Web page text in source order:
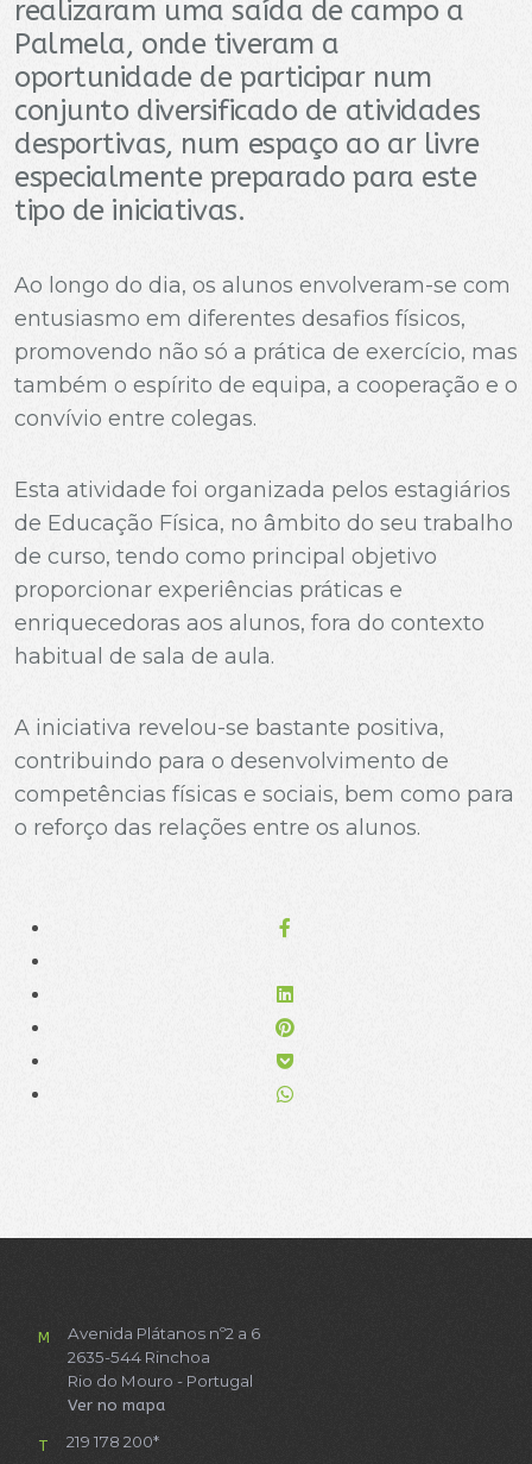
realizaram uma saída de campo a
Palmela, onde tiveram a
oportunidade de participar num
conjunto diversificado de atividades
desportivas, num espaço ao ar livre
especialmente preparado para este
tipo de iniciativas.
Ao longo do dia, os alunos envolveram-se com
entusiasmo em diferentes desafios físicos,
promovendo não só a prática de exercício, mas
também o espírito de equipa, a cooperação e o
convívio entre colegas.
Esta atividade foi organizada pelos estagiários
de Educação Física, no âmbito do seu trabalho
de curso, tendo como principal objetivo
proporcionar experiências práticas e
enriquecedoras aos alunos, fora do contexto
habitual de sala de aula.
A iniciativa revelou-se bastante positiva,
contribuindo para o desenvolvimento de
competências físicas e sociais, bem como para
o reforço das relações entre os alunos.
M
Avenida Plátanos nº2 a 6
2635-544 Rinchoa
Rio do Mouro - Portugal
Ver no mapa
T 219 178 200*